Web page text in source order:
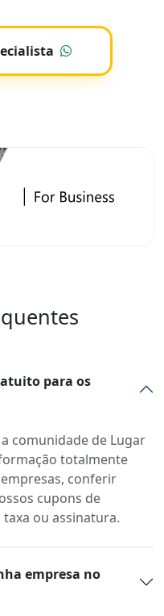
para os
comunidade de Lugar
totalmente
conferir
cupons de
ou assinatura.
empresa no